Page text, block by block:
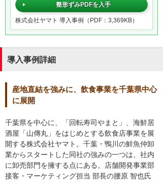
整形ずみPDFを入手
株式会社ヤマト 導入事例（PDF：3,369KB）
導入事例詳細
産地直結を強みに、飲食事業を千葉県中心
に展開
千葉県を中心に、「回転寿司やまと」、海鮮居
酒屋「山傳丸」をはじめとする飲食店事業を展
開する株式会社ヤマト。千葉・鴨川の鮮魚仲卸
業からスタートした同社の強みの一つは、社内
に卸売部門を擁する点にある。店舗開発事業部
接客・マーケティング担当 部長の腰原 智也氏